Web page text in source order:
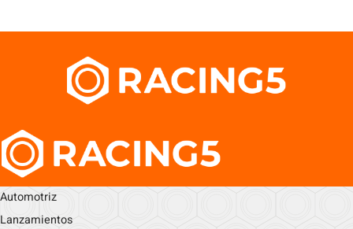
Automotriz
Lanzamientos